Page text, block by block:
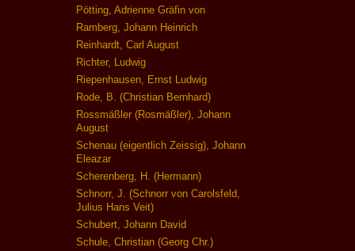
Pötting, Adrienne Gräfin von
Ramberg, Johann Heinrich
Reinhardt, Carl August
Richter, Ludwig
Riepenhausen, Ernst Ludwig
Rode, B. (Christian Bernhard)
Rossmäßler (Rosmäßler), Johann
August
Schenau (eigentlich Zeissig), Johann
Eleazar
Scherenberg, H. (Hermann)
Schnorr, J. (Schnorr von Carolsfeld,
Julius Hans Veit)
Schubert, Johann David
Schule, Christian (Georg Chr.)